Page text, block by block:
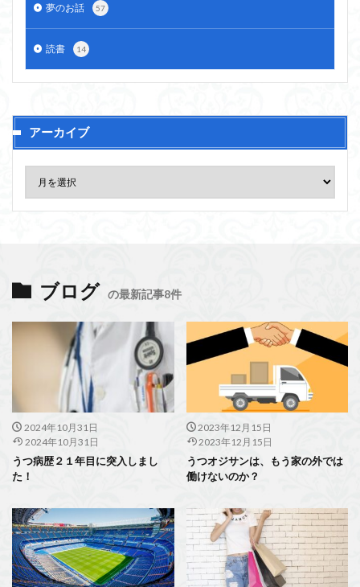
夢のお話 57
読書 14
アーカイブ
ブログ の最新記事8件
2024年10月31日
2024年10月31日
うつ病歴２１年目に突入しまし
た！
2023年12月15日
2023年12月15日
うつオジサンは、もう家の外では
働けないのか？